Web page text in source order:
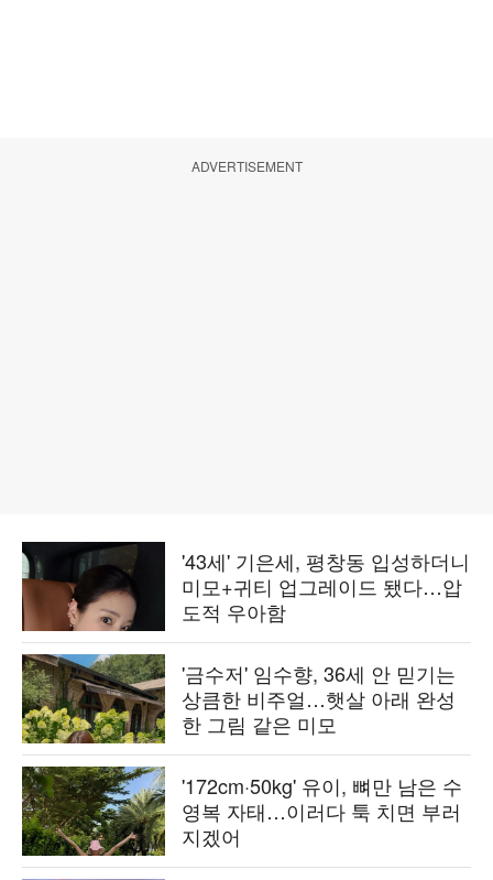
ADVERTISEMENT
'43세' 기은세, 평창동 입성하더니
미모+귀티 업그레이드 됐다…압
도적 우아함
'금수저' 임수향, 36세 안 믿기는
상큼한 비주얼…햇살 아래 완성
한 그림 같은 미모
'172cm·50kg' 유이, 뼈만 남은 수
영복 자태…이러다 툭 치면 부러
지겠어